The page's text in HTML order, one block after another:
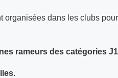
dans les clubs
rameurs des catégories
.